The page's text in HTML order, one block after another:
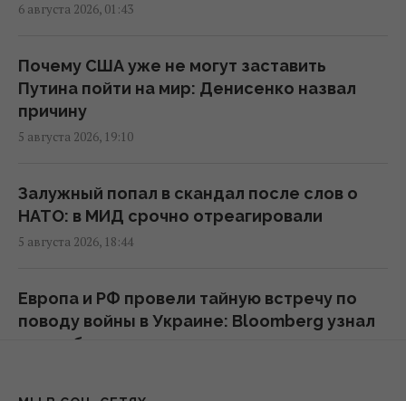
ценника
16:18 пятница, 07 августа 2026
электроэнергию зимой, – Центр Разумкова
16:04 пятница, 07 августа 2026
официальный курс валют на понедельник
15:56 пятница, 07 августа 2026
6 августа 2026, 01:43
Почему США уже не могут заставить
Путина пойти на мир: Денисенко назвал
причину
5 августа 2026, 19:10
Залужный попал в скандал после слов о
НАТО: в МИД срочно отреагировали
5 августа 2026, 18:44
Европа и РФ провели тайную встречу по
поводу войны в Украине: Bloomberg узнал
подробности